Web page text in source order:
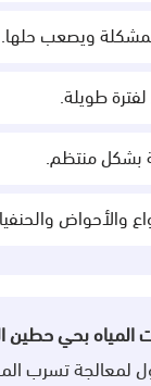
ويصعب حلها.
طويلة.
بشكل منتظم.
والأحواض
بحي حطين
لمعالجة تسرب